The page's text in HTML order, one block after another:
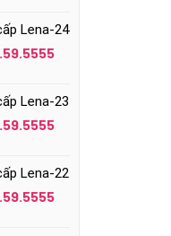
Lena-24
Lena-23
Lena-22